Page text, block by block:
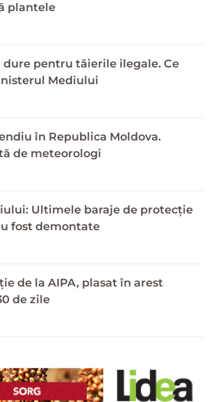
plantele
pentru tăierile ilegale. Ce
Mediului
în Republica Moldova.
de meteorologi
Ultimele baraje de protecție
fost demontate
de la AIPA, plasat în arest
de zile